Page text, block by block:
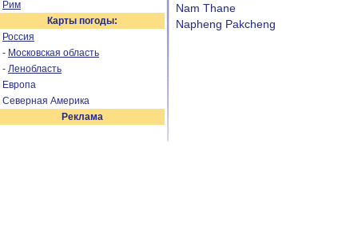
Рим
Карты погоды:
Россия
- Московская область
- Ленобласть
Европа
Северная Америка
Реклама
Nam Thane
Napheng Pakcheng